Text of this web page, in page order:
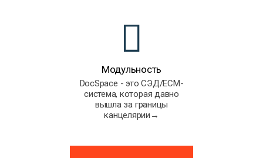
Модульность
DocSpace - это СЭД/ECM-
система, которая давно
вышла за границы
канцелярии→